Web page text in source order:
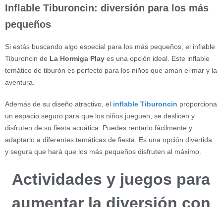
Inflable Tiburoncin: diversión para los más
pequeños
Si estás buscando algo especial para los más pequeños, el inflable
Tiburoncin de La Hormiga Play es una opción ideal. Este inflable
temático de tiburón es perfecto para los niños que aman el mar y la
aventura.
Además de su diseño atractivo, el inflable Tiburoncin proporciona
un espacio seguro para que los niños jueguen, se deslicen y
disfruten de su fiesta acuática. Puedes rentarlo fácilmente y
adaptarlo a diferentes temáticas de fiesta. Es una opción divertida
y segura que hará que los más pequeños disfruten al máximo.
Actividades y juegos para
aumentar la diversión con